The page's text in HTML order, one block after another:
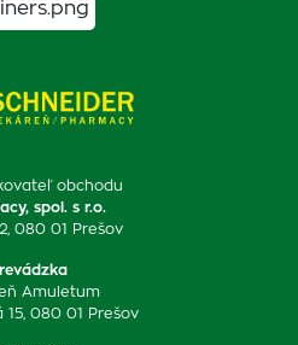
obchodu
spol. s r.o.
080 01 Prešov
Amuletum
15, 080 01 Prešov